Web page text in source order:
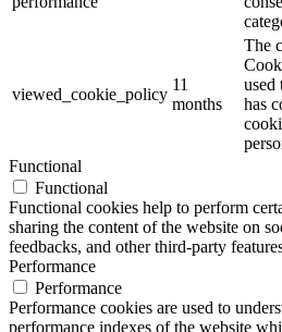
viewed_cookie_policy
11
months
The
used
has
Functional
Functional
Functional cookies help to perform
sharing the content of the website on
feedbacks, and other third-party
Performance
Performance
Performance cookies are used to
performance indexes of the website